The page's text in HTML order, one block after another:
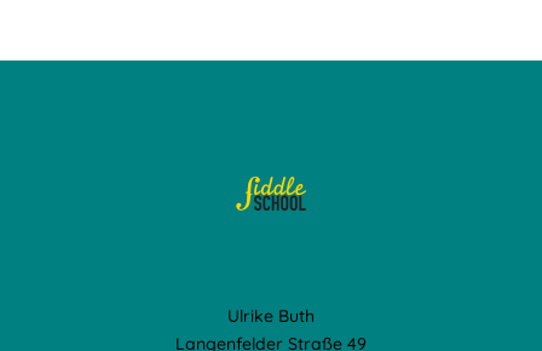
Ulrike Buth
Langenfelder Straße 49